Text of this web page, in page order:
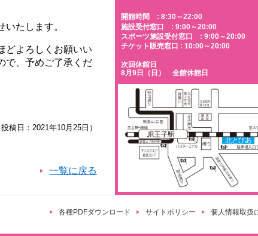
いたします。
どよろしくお願いい
で、予めご了承くだ
投稿日：2021年10月25日）
一覧に戻る
開館時間 : 8:30～22:00
施設受付窓口 : 9:00～20:00
スポーツ施設受付窓口 : 9:00～20:00
チケット販売窓口 : 10:00～20:00
次回休館日
8月9日（日） 全館休館日
各種PDFダウンロード サイトポリシー 個人情報取扱